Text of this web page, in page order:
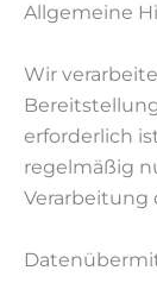
Allgemeine
Wir
erforderlich
regelmäßig
Verarbeitung